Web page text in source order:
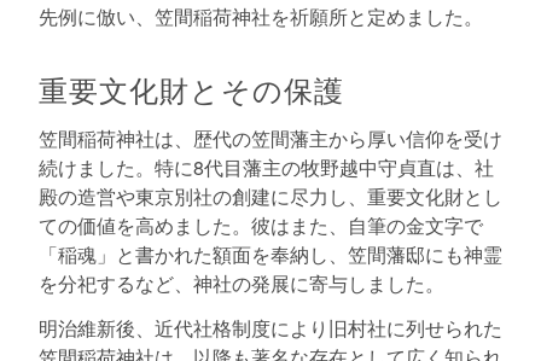
先例に倣い、笠間稲荷神社を祈願所と定めました。
重要文化財とその保護
笠間稲荷神社は、歴代の笠間藩主から厚い信仰を受け
続けました。特に8代目藩主の牧野越中守貞直は、社
殿の造営や東京別社の創建に尽力し、重要文化財とし
ての価値を高めました。彼はまた、自筆の金文字で
「稲魂」と書かれた額面を奉納し、笠間藩邸にも神霊
を分祀するなど、神社の発展に寄与しました。
明治維新後、近代社格制度により旧村社に列せられた